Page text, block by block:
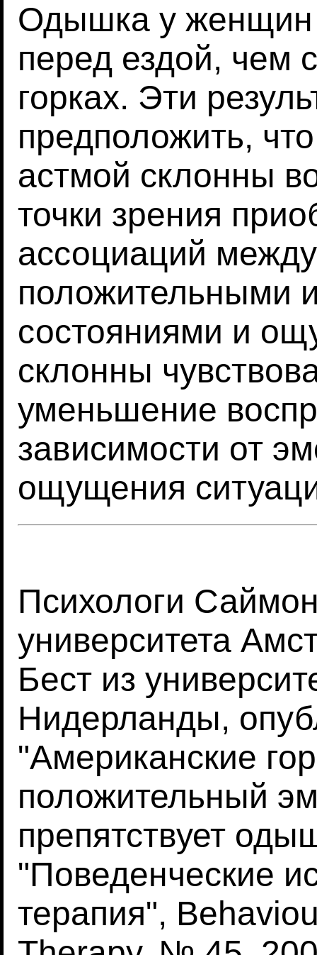
Одышка у
перед ездой, чем
горках. Эти
предположить,
астмой склонны
точки зрения
ассоциаций
положительными
состояниями и
склонны
уменьшение
зависимости от
ощущения
Психологи
университета
Бест из
Нидерланды,
"Американские
положительный
препятствует
"Поведенческие
терапия",